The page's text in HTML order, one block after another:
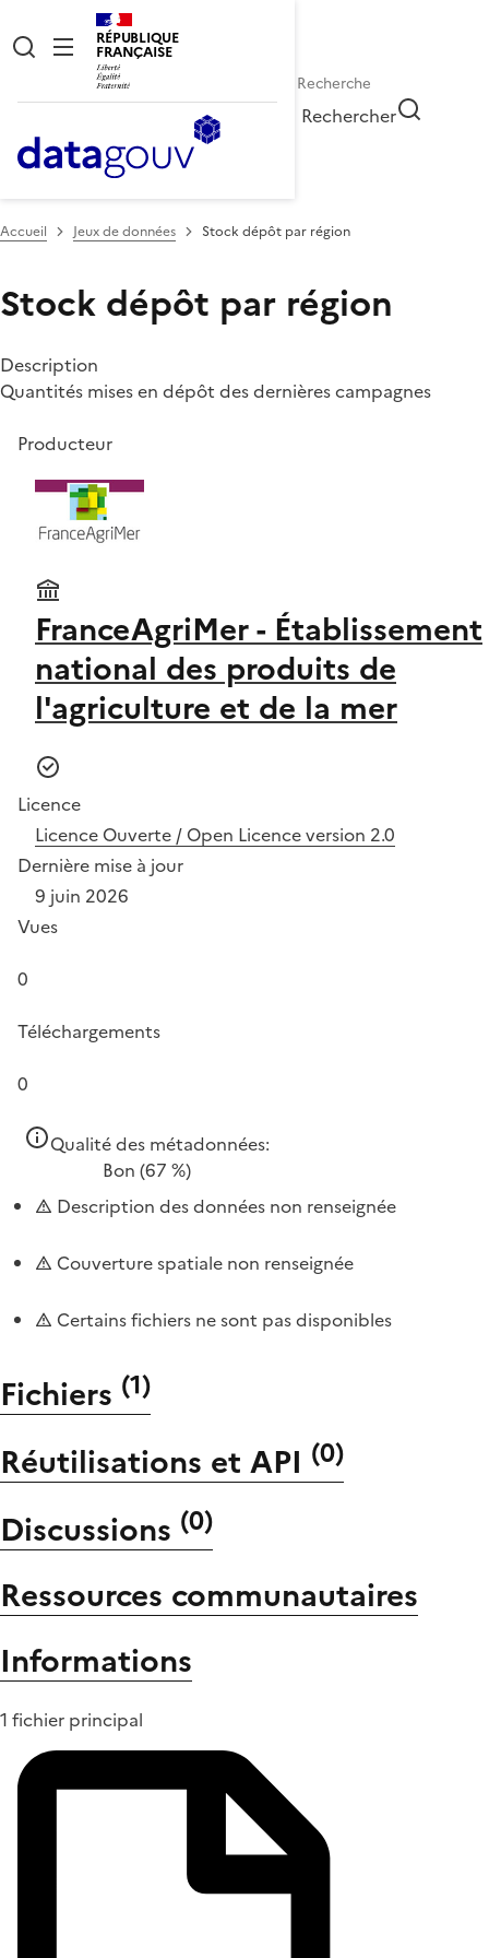
RÉPUBLIQUE
FRANÇAISE
Rechercher
Accueil Jeux de données Stock dépôt par région
Stock dépôt par région
Description
Quantités mises en dépôt des dernières campagnes
Producteur
FranceAgriMer - Établissement
national des produits de
l'agriculture et de la mer
Licence
Licence Ouverte / Open Licence version 2.0
Dernière mise à jour
9 juin 2026
Vues
0
Téléchargements
0
Qualité des métadonnées:
Bon (67 %)
Description des données non renseignée
Couverture spatiale non renseignée
Certains fichiers ne sont pas disponibles
Fichiers (1)
Réutilisations et API (0)
Discussions (0)
Ressources communautaires
Informations
1 fichier principal